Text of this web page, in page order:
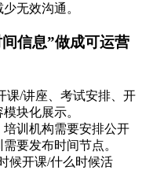
无效沟通。
信息”做成可运营
课/讲座、考试安排、开
块化展示。
培训机构需要安排公开
要发布时间节点。
候开课/什么时候活